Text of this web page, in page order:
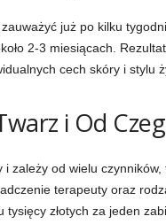
już po kilku
2-3 miesiącach.
cech skóry i stylu
i Od
zależy od wielu czynników,
terapeuty oraz
złotych za jeden